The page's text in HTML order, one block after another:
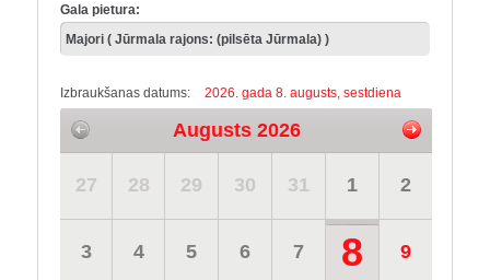
Gala pietura:
Izbraukšanas datums: 2026. gada 8. augusts, sestdiena
Augusts 2026
27 28 29 30 31 1 2
3 4 5 6 7 8 9